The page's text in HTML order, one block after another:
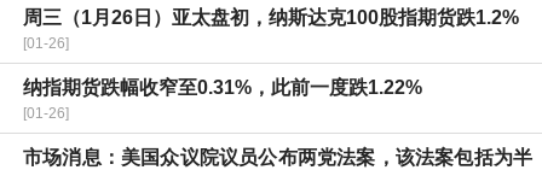
周三（1月26日）亚太盘初，纳斯达克100股指期货跌1.2%
[01-26]
纳指期货跌幅收窄至0.31%，此前一度跌1.22%
[01-26]
市场消息：美国众议院议员公布两党法案，该法案包括为半